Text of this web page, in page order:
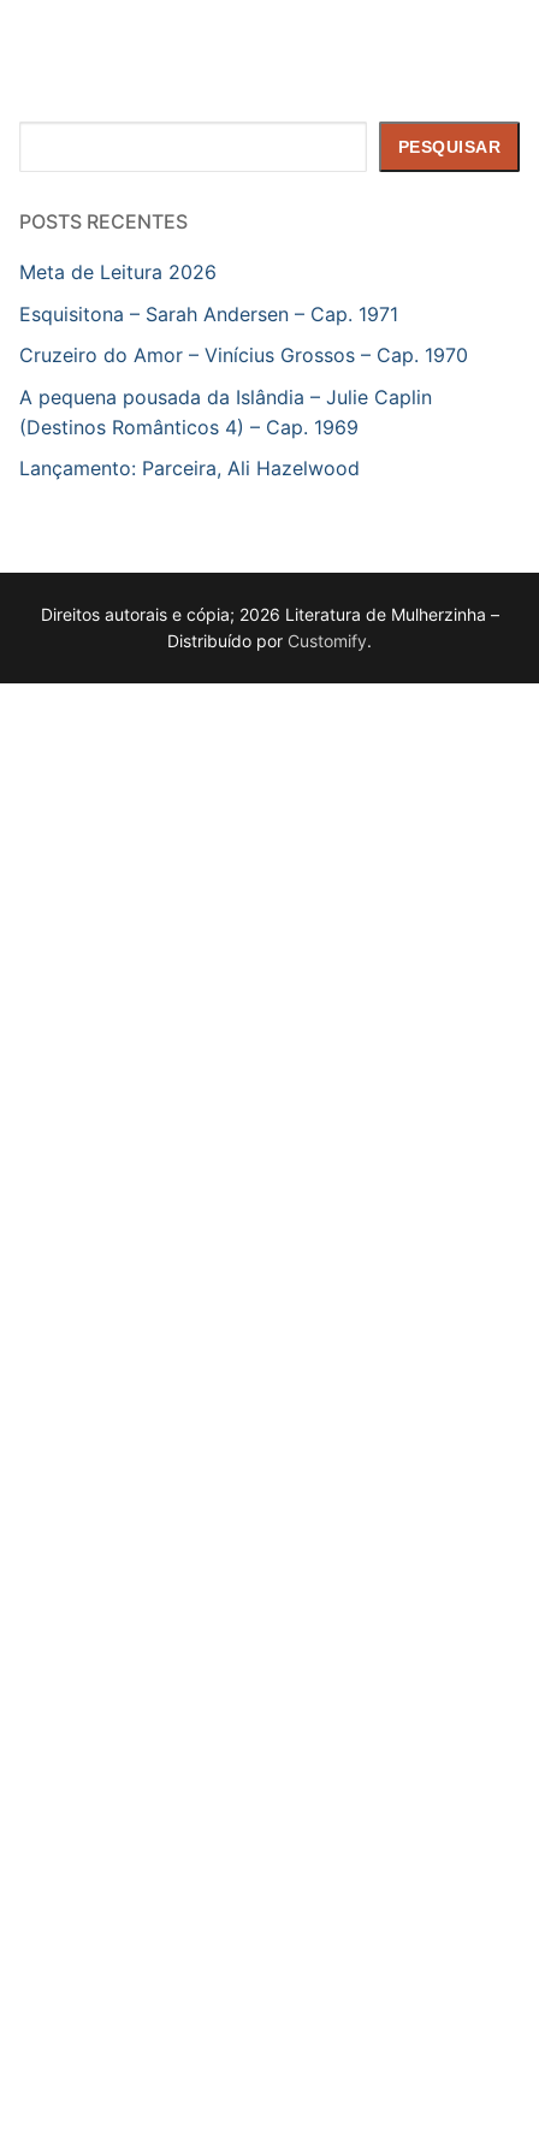
PESQUISAR
POSTS RECENTES
Meta de Leitura 2026
Esquisitona – Sarah Andersen – Cap. 1971
Cruzeiro do Amor – Vinícius Grossos – Cap. 1970
A pequena pousada da Islândia – Julie Caplin
(Destinos Românticos 4) – Cap. 1969
Lançamento: Parceira, Ali Hazelwood
Direitos autorais e cópia; 2026 Literatura de Mulherzinha –
Distribuído por Customify.